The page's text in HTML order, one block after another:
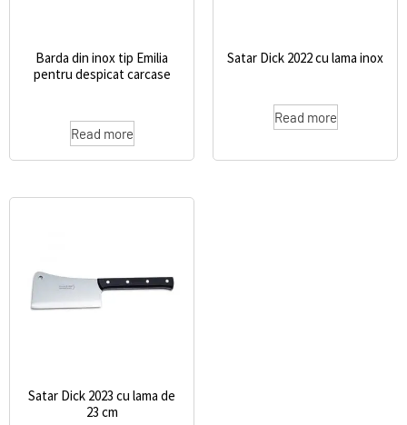
Barda din inox tip Emilia
pentru despicat carcase
Read more
Satar Dick 2022 cu lama inox
Read more
Satar Dick 2023 cu lama de
23 cm